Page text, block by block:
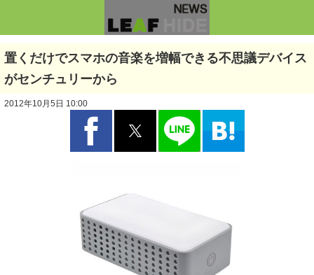
置くだけでスマホの音楽を増幅できる不思議デバイス
がセンチュリーから
2012年10月5日 10:00